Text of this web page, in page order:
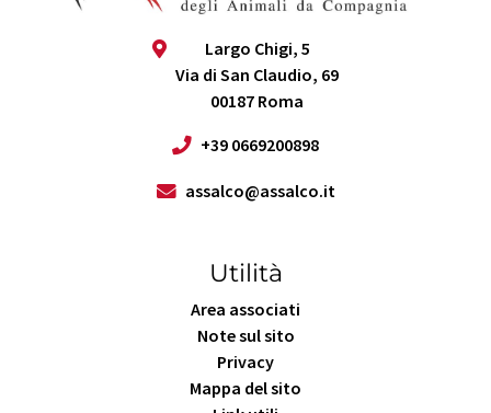
Largo Chigi, 5
Via di San Claudio, 69
00187 Roma
+39 0669200898
assalco@assalco.it
Utilità
Area associati
Note sul sito
Privacy
Mappa del sito